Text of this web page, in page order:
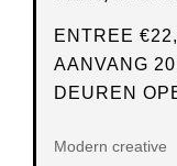
ENTREE
AANVANG
DEUREN
Modern creative